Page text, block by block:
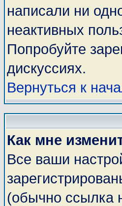
написали ни
неактивных
Попробуйте
дискуссиях.
Вернуться к
Как мне
Все ваши
(обычно ссылка